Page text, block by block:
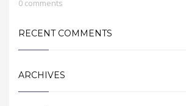
0 comments
RECENT COMMENTS
ARCHIVES